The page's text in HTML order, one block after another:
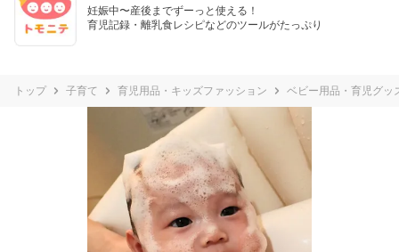
妊娠中〜産後までずーっと使える！
育児記録・離乳食レシピなどのツールがたっぷり
トップ 子育て 育児用品・キッズファッション ベビー用品・育児グッ